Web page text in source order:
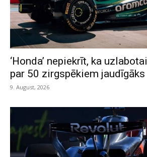
‘Honda’ nepiekrīt, ka
par 50 zirgspēkiem jaudīgāks
9. August, 2026